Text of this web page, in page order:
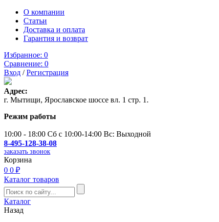
О компании
Статьи
Доставка и оплата
Гарантия и возврат
Избранное: 0
Сравнение: 0
Вход /Регистрация
Адрес:
г. Мытищи, Ярославское шоссе вл. 1 стр. 1.
Режим работы
10:00 - 18:00 Сб с 10:00-14:00 Вс: Выходной
8-495-128-38-08
заказать звонок
Корзина
0 0 ₽
Каталог товаров
Каталог
Назад